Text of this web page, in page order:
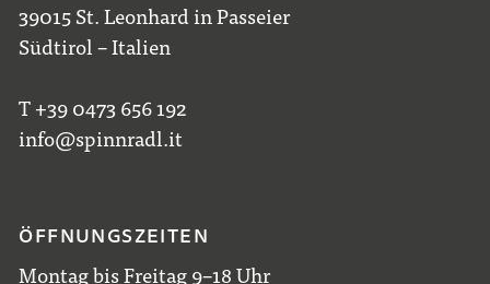
39015 St. Leonhard in Passeier
Südtirol – Italien
T +39 0473 656 192
info@spinnradl.it
ÖFFNUNGSZEITEN
Montag bis Freitag 9–18 Uhr